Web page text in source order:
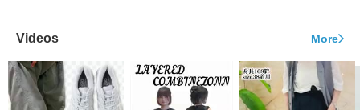
Videos More